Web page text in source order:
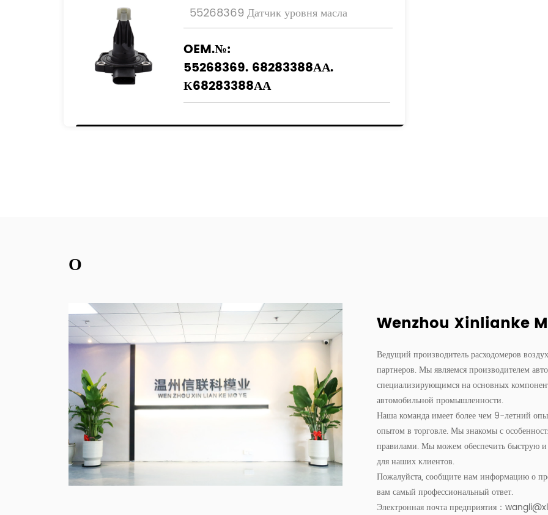
55268369 Датчик уровня масла
OEM.№:
55268369. 68283388АА.
К68283388АА
О
Wenzhou Xinlianke
Ведущий производитель расходомеров
партнеров. Мы являемся производителем
специализирующимся на основных
автомобильной промышленности.
Наша команда имеет более чем 9-летний
опытом в торговле. Мы знакомы с
правилами. Мы можем обеспечить быструю
для наших клиентов.
Пожалуйста, сообщите нам информацию о
вам самый профессиональный ответ.
Электронная почта предприятия：